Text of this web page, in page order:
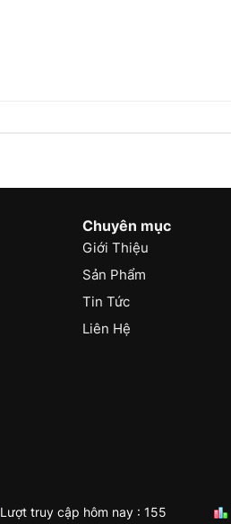
Chuyên mục
Giới Thiệu
Sản Phẩm
Tin Tức
Liên Hệ
Lượt truy cập hôm nay : 155